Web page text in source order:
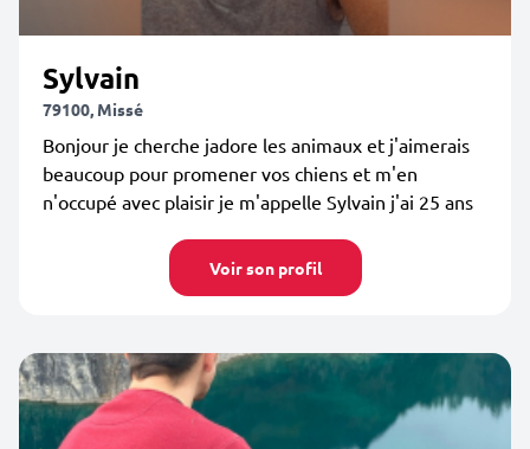
Sylvain
79100, Missé
Bonjour je cherche jadore les animaux et j'aimerais
beaucoup pour promener vos chiens et m'en
n'occupé avec plaisir je m'appelle Sylvain j'ai 25 ans
Voir son profil